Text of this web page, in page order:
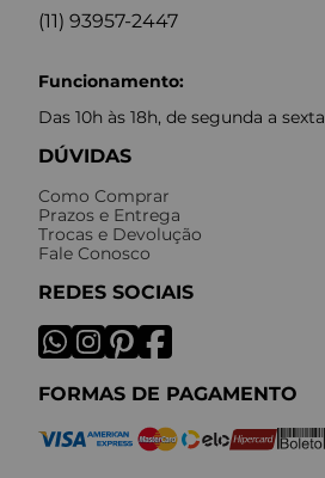
(11) 93957-2447
Funcionamento:
Das 10h às 18h, de segunda a sexta
DÚVIDAS
Como Comprar
Prazos e Entrega
Trocas e Devolução
Fale Conosco
REDES SOCIAIS
FORMAS DE PAGAMENTO